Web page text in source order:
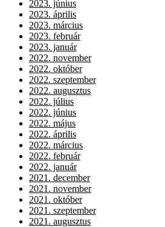
2023. június
2023. április
2023. március
2023. február
2023. január
2022. november
2022. október
2022. szeptember
2022. augusztus
2022. július
2022. június
2022. május
2022. április
2022. március
2022. február
2022. január
2021. december
2021. november
2021. október
2021. szeptember
2021. augusztus